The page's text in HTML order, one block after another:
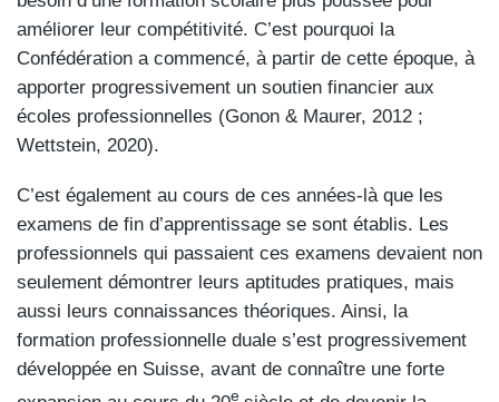
améliorer leur compétitivité. C’est pourquoi la
Confédération a commencé, à partir de cette époque, à
apporter progressivement un soutien financier aux
écoles professionnelles (Gonon & Maurer, 2012 ;
Wettstein, 2020).
C’est également au cours de ces années-là que les
examens de fin d’apprentissage se sont établis. Les
professionnels qui passaient ces examens devaient non
seulement démontrer leurs aptitudes pratiques, mais
aussi leurs connaissances théoriques. Ainsi, la
formation professionnelle duale s’est progressivement
développée en Suisse, avant de connaître une forte
e